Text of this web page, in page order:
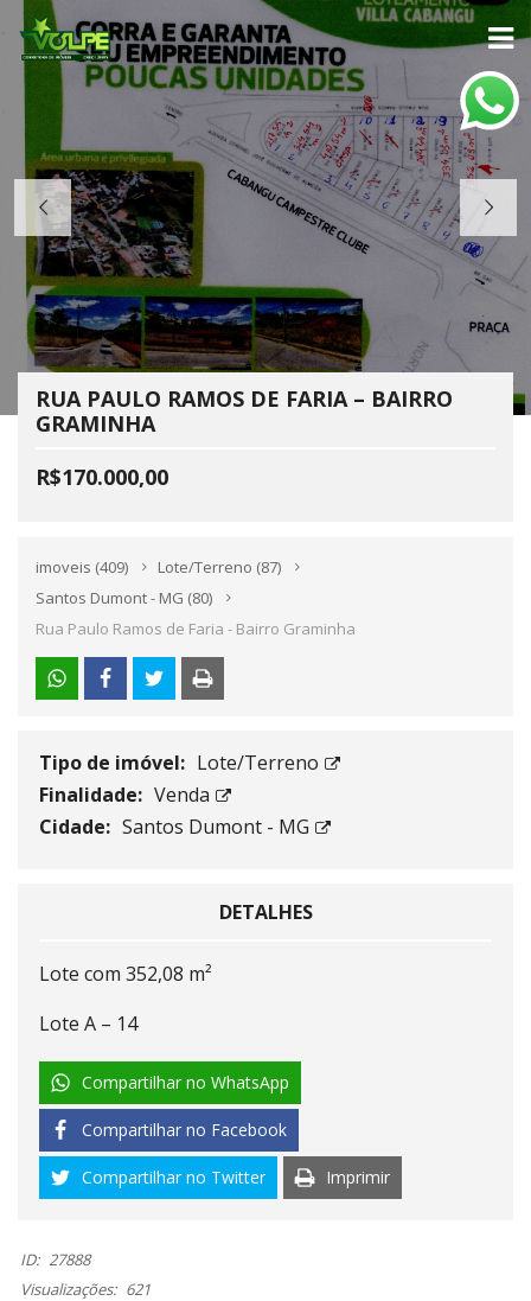
RUA PAULO RAMOS DE FARIA – BAIRRO
GRAMINHA
R$170.000,00
imoveis (409) Lote/Terreno (87)
Santos Dumont - MG (80)
Rua Paulo Ramos de Faria - Bairro Graminha
Tipo de imóvel: Lote/Terreno
Finalidade: Venda
Cidade: Santos Dumont - MG
DETALHES
Lote com 352,08 m²
Lote A – 14
Compartilhar no WhatsApp
Compartilhar no Facebook
Compartilhar no Twitter Imprimir
ID: 27888
Visualizações: 621